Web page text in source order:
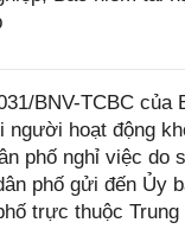
BNV-TCBC của
người hoạt động
phố nghỉ việc do
phố gửi đến Ủy
trực thuộc